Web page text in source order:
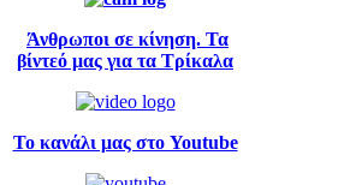
Άνθρωποι σε κίνηση. Τα
βίντεό μας για τα Τρίκαλα
Το κανάλι μας στο Youtube